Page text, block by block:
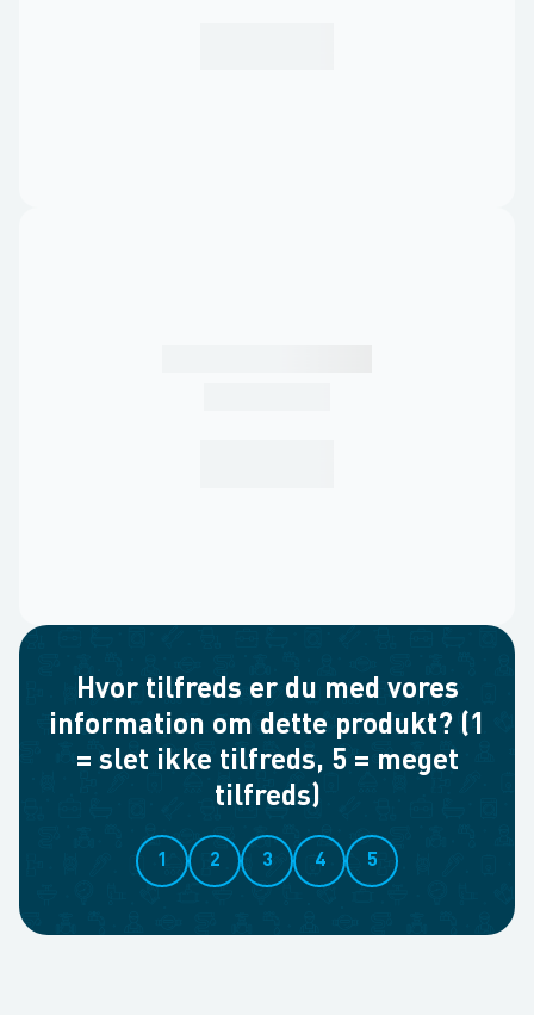
Hvor tilfreds er du med vores
information om dette produkt? (1
= slet ikke tilfreds, 5 = meget
tilfreds)
1 2 3 4 5